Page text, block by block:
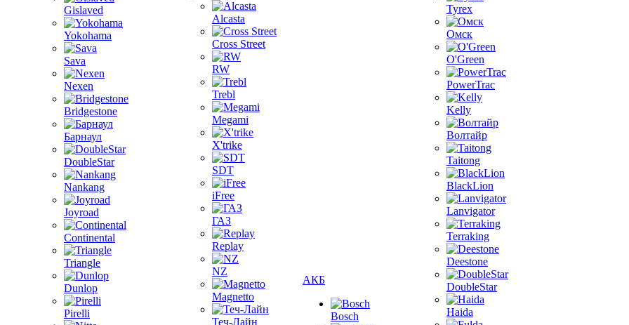
Gislaved
Yokohama
Sava
Nexen
Bridgestone
Барнаул
DoubleStar
Nankang
Joyroad
Continental
Triangle
Dunlop
Pirelli
Alcasta
Cross Street
RW
Trebl
Megami
X'trike
SDT
iFree
ГАЗ
Replay
NZ
Magnetto
Теч-Лайн
АКБ
Bosch
Tyrex
Омск
O'Green
PowerTrac
Kelly
Волтайр
Taitong
BlackLion
Lanvigator
Terraking
Deestone
DoubleStar
Haida